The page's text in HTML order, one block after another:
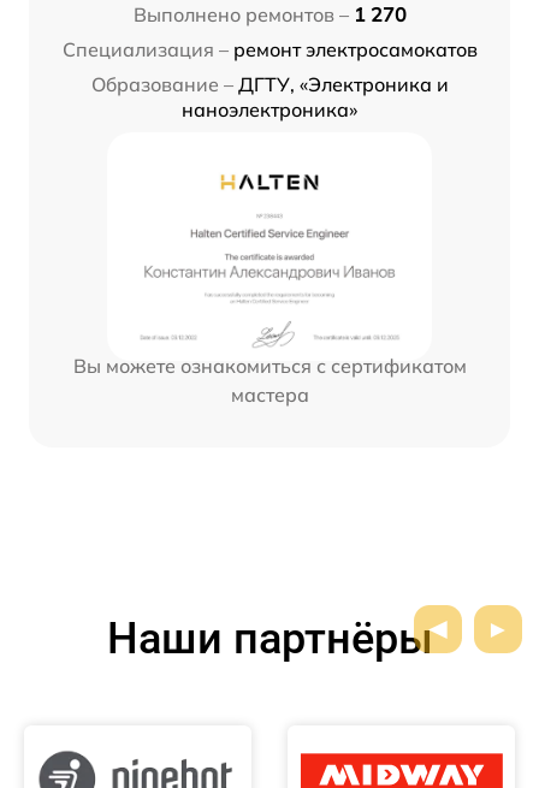
Выполнено ремонтов – 1 270
Специализация – ремонт электросамокатов
Образование – ДГТУ, «Электроника и
наноэлектроника»
Вы можете ознакомиться с сертификатом
мастера
Наши партнёры